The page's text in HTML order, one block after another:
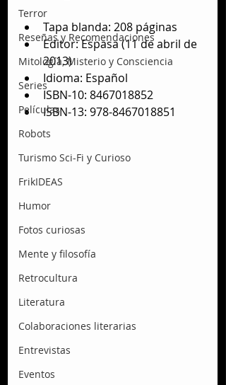
Terror
Reseñas y Recomendaciones
Mitología, Misterio y Consciencia
Series
Películas
Robots
Turismo Sci-Fi y Curioso
FrikIDEAS
Humor
Fotos curiosas
Mente y filosofía
Retrocultura
Literatura
Colaboraciones literarias
Entrevistas
Eventos
Tapa blanda: 208 páginas
Editor: Espasa (11 de abril de
2013)
Idioma: Español
ISBN-10: 8467018852
ISBN-13: 978-8467018851